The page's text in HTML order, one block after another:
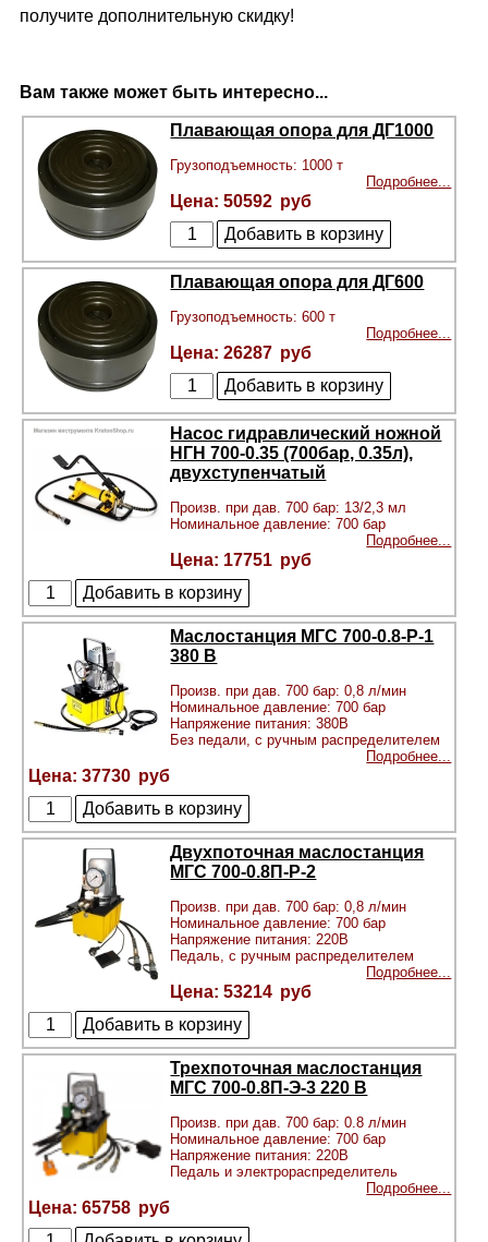
получите дополнительную скидку!
Вам также может быть интересно...
Плавающая опора для ДГ1000
Грузоподъемность: 1000 т
Подробнее...
50592
Плавающая опора для ДГ600
Грузоподъемность: 600 т
Подробнее...
26287
Насос гидравлический ножной
НГН 700-0.35 (700бар, 0.35л),
двухступенчатый
Произв. при дав. 700 бар: 13/2,3 мл
Номинальное давление: 700 бар
Подробнее...
17751
Маслостанция МГС 700-0.8-Р-1
380 В
Произв. при дав. 700 бар: 0,8 л/мин
Номинальное давление: 700 бар
Напряжение питания: 380В
Без педали, с ручным распределителем
Подробнее...
37730
Двухпоточная маслостанция
МГС 700-0.8П-Р-2
Произв. при дав. 700 бар: 0,8 л/мин
Номинальное давление: 700 бар
Напряжение питания: 220В
Педаль, с ручным распределителем
Подробнее...
53214
Трехпоточная маслостанция
МГС 700-0.8П-Э-3 220 В
Произв. при дав. 700 бар: 0.8 л/мин
Номинальное давление: 700 бар
Напряжение питания: 220В
Педаль и электрораспределитель
Подробнее...
65758